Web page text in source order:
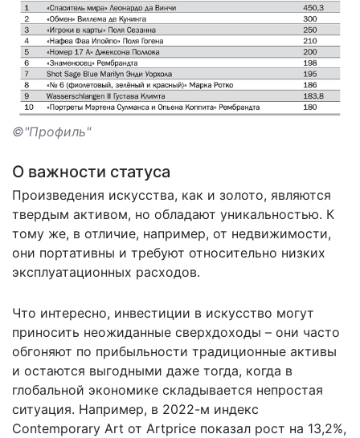
©"Профиль"
О важности статуса
Произведения искусства, как и золото, являются
твердым активом, но обладают уникальностью. К
тому же, в отличие, например, от недвижимости,
они портативны и требуют относительно низких
эксплуатационных расходов.
Что интересно, инвестиции в искусство могут
приносить неожиданные сверхдоходы – они часто
обгоняют по прибыльности традиционные активы
и остаются выгодными даже тогда, когда в
глобальной экономике складывается непростая
ситуация. Например, в 2022-м индекс
Contemporary Art от Artprice показал рост на 13,2%,